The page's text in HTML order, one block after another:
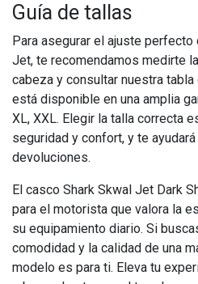
Guía de tallas
Para asegurar el ajuste perfecto
Jet, te recomendamos medirte
cabeza y consultar nuestra
está disponible en una amplia
XL, XXL. Elegir la talla correcta
seguridad y confort, y te
devoluciones.
El casco Shark Skwal Jet Dark
para el motorista que valora la
su equipamiento diario. Si
comodidad y la calidad de una
modelo es para ti. Eleva tu